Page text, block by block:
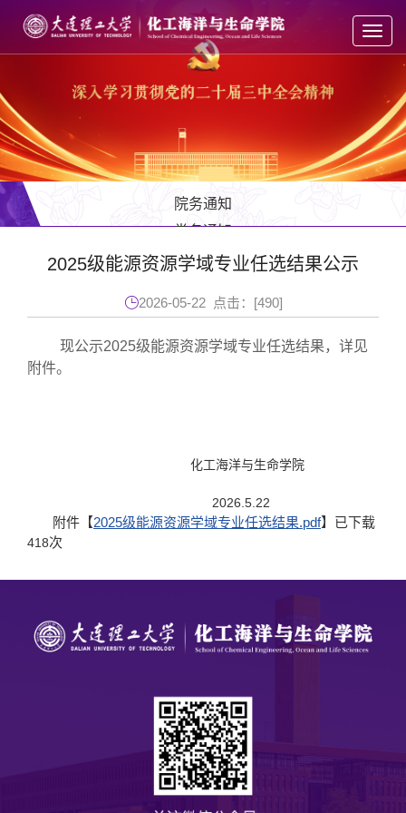
院务通知
党务通知
教务通知
人才招聘
2025级能源资源学域专业任选结果公示
2026-05-22 点击：[490]
现公示2025级能源资源学域专业任选结果，详见
附件。
化工海洋与生命学院
2026.5.22
附件【2025级能源资源学域专业任选结果.pdf】已下载
418次